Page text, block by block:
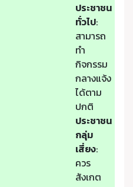
ประชาชน
ทั่วไป:
สามารถ
ทำ
กิจกรรม
กลางแจ้ง
ได้ตาม
ปกติ
ประชาชน
กลุ่ม
เสี่ยง:
ควร
สังเกต